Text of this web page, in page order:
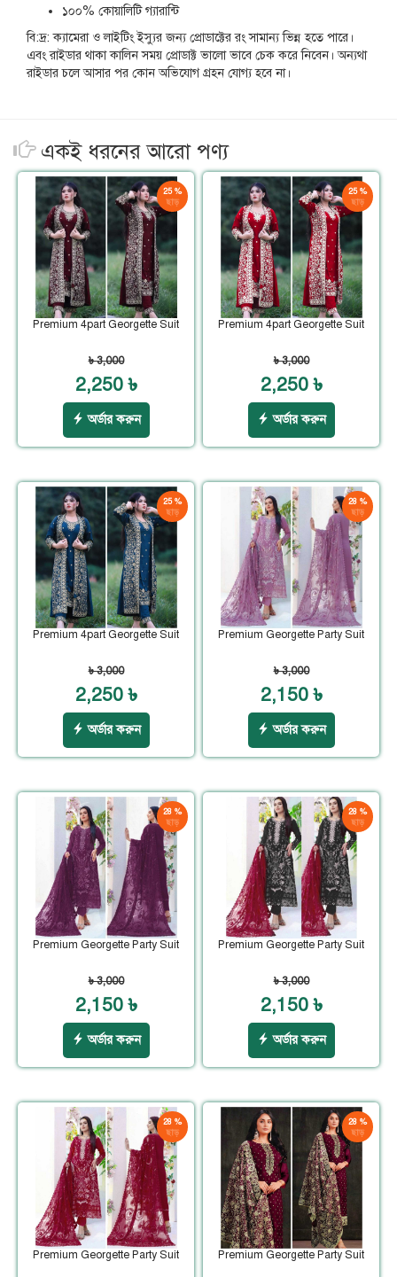
১০০% কোয়ালিটি গ্যারান্টি
বি:দ্র: ক্যামেরা ও লাইটিং ইস্যুর জন্য প্রোডাক্টের রং সামান্য ভিন্ন হতে পারে।
এবং রাইডার থাকা কালিন সময় প্রোডাক্ট ভালো ভাবে চেক করে নিবেন। অন্যথা
রাইডার চলে আসার পর কোন অভিযোগ গ্রহন যোগ্য হবে না।
একই ধরনের আরো পণ্য
25 %
ছাড়
Premium 4part Georgette Suit
৳ 3,000
2,250 ৳
অর্ডার করুন
25 %
ছাড়
Premium 4part Georgette Suit
৳ 3,000
2,250 ৳
অর্ডার করুন
25 %
ছাড়
Premium 4part Georgette Suit
৳ 3,000
2,250 ৳
অর্ডার করুন
28 %
ছাড়
Premium Georgette Party Suit
৳ 3,000
2,150 ৳
অর্ডার করুন
28 %
ছাড়
Premium Georgette Party Suit
৳ 3,000
2,150 ৳
অর্ডার করুন
28 %
ছাড়
Premium Georgette Party Suit
৳ 3,000
2,150 ৳
অর্ডার করুন
28 %
ছাড়
Premium Georgette Party Suit
28 %
ছাড়
Premium Georgette Party Suit